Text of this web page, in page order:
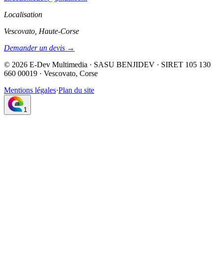
Localisation
Vescovato, Haute-Corse
Demander un devis →
© 2026 E-Dev Multimedia · SASU BENJIDEV · SIRET 105 130
660 00019 · Vescovato, Corse
Mentions légales·Plan du site
1